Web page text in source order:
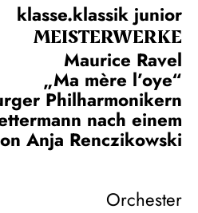
klasse.klassik junior
MEISTERWERKE
Maurice Ravel
„Ma mère l’oye“
Philharmonikern
nach einem
Anja Renczikowski
Orchester